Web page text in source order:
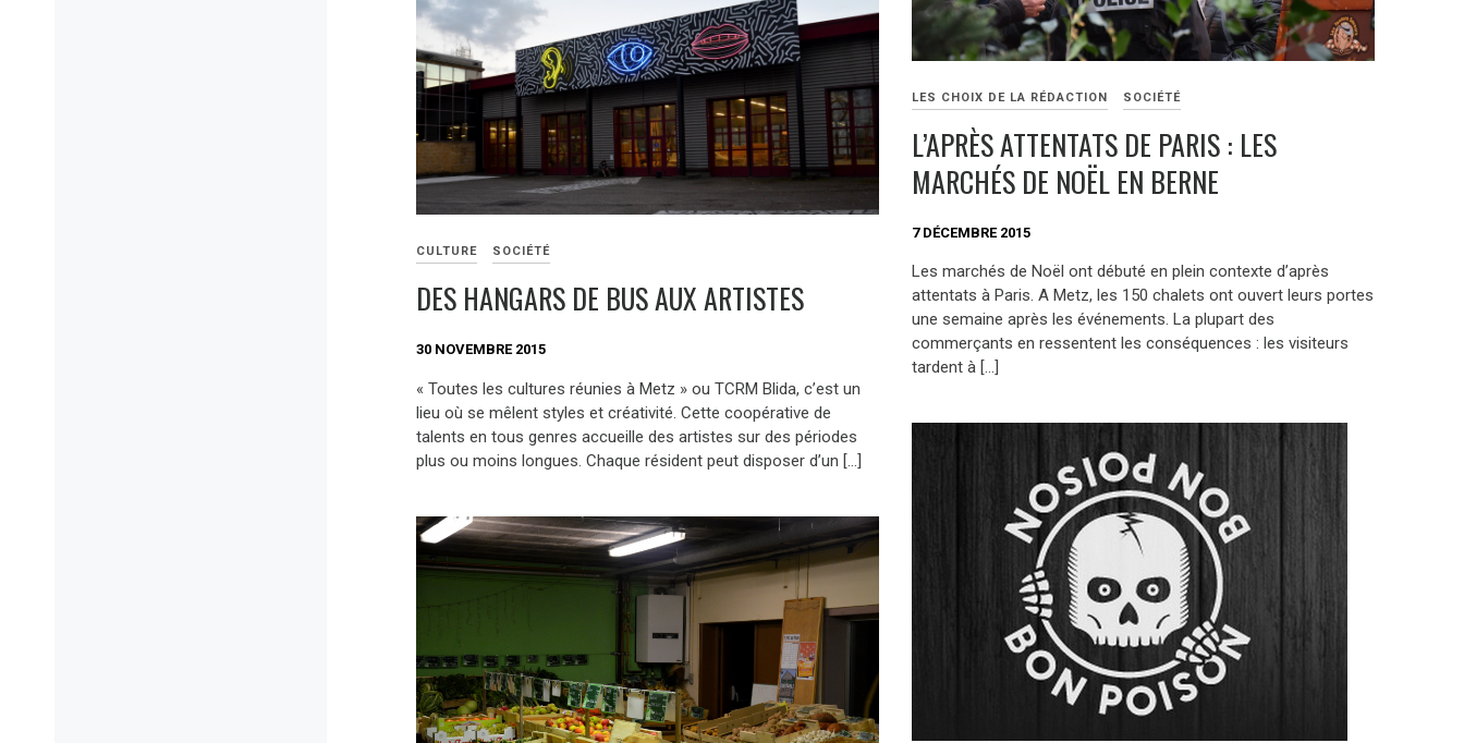
LES CHOIX DE LA RÉDACTION SOCIÉTÉ
L’APRÈS ATTENTATS DE PARIS : LES
MARCHÉS DE NOËL EN BERNE
7 DÉCEMBRE 2015
Les marchés de Noël ont débuté en plein contexte d’après
attentats à Paris. A Metz, les 150 chalets ont ouvert leurs portes
une semaine après les événements. La plupart des
commerçants en ressentent les conséquences : les visiteurs
tardent à […]
CULTURE SOCIÉTÉ
DES HANGARS DE BUS AUX ARTISTES
30 NOVEMBRE 2015
« Toutes les cultures réunies à Metz » ou TCRM Blida, c’est un
lieu où se mêlent styles et créativité. Cette coopérative de
talents en tous genres accueille des artistes sur des périodes
plus ou moins longues. Chaque résident peut disposer d’un […]